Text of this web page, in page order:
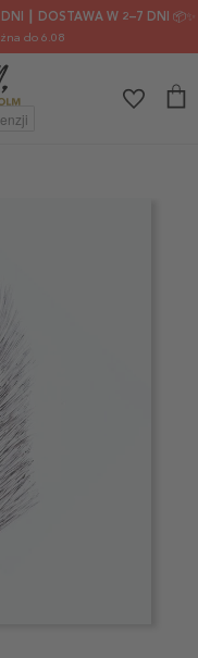
┃ DOSTAWA W 2–7 DNI 📦✨
do 6.08